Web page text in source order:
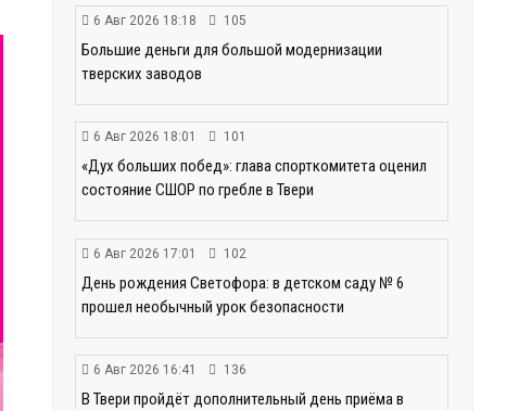
6 Авг 2026 18:18 105
Большие деньги для большой модернизации
тверских заводов
6 Авг 2026 18:01 101
«Дух больших побед»: глава спорткомитета оценил
состояние СШОР по гребле в Твери
6 Авг 2026 17:01 102
День рождения Светофора: в детском саду № 6
прошел необычный урок безопасности
6 Авг 2026 16:41 136
В Твери пройдёт дополнительный день приёма в